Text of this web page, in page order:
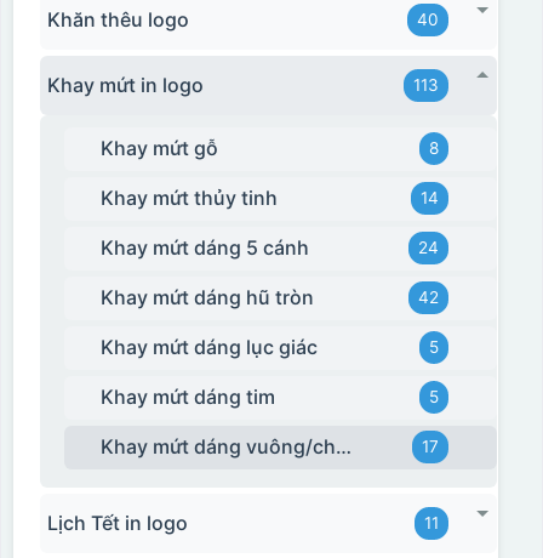
Khăn thêu logo 40
Khay mứt in logo 113
Khay mứt gỗ 8
Khay mứt thủy tinh 14
Khay mứt dáng 5 cánh 24
Khay mứt dáng hũ tròn 42
Khay mứt dáng lục giác 5
Khay mứt dáng tim 5
Khay mứt dáng vuông/chữ nhật 17
Lịch Tết in logo 11